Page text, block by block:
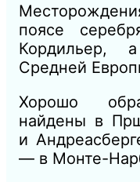
поясе
Кордильер,
Средней
Хорошо
найдены в
и
— в Монте-